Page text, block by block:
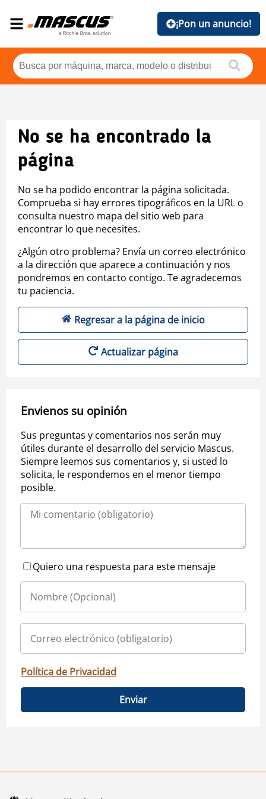
¡Pon un anuncio!
No se ha encontrado la
página
No se ha podido encontrar la página solicitada.
Comprueba si hay errores tipográficos en la URL o
consulta nuestro mapa del sitio web para
encontrar lo que necesites.
¿Algún otro problema? Envía un correo electrónico
a la dirección que aparece a continuación y nos
pondremos en contacto contigo. Te agradecemos
tu paciencia.
Regresar a la página de inicio
Actualizar página
Envienos su opinión
Sus preguntas y comentarios nos serán muy
útiles durante el desarrollo del servicio Mascus.
Siempre leemos sus comentarios y, si usted lo
solicita, le respondemos en el menor tiempo
posible.
Quiero una respuesta para este mensaje
Política de Privacidad
Enviar